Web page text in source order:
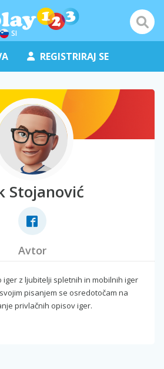
SI
REGISTRIRAJ SE
Stojanović
Avtor
iger z ljubitelji spletnih in mobilnih iger
pisanjem se osredotočam na
privlačnih opisov iger.